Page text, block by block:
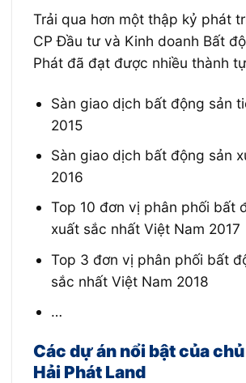
Trải qua hơn một thập kỷ phát
CP Đầu tư và Kinh doanh Bất
Phát đã đạt được nhiều thành
Sàn giao dịch bất động sản
2015
Sàn giao dịch bất động sản
2016
Top 10 đơn vị phân phối bất
xuất sắc nhất Việt Nam 2017
Top 3 đơn vị phân phối bất
sắc nhất Việt Nam 2018
…
Các dự án nổi bật của
Hải Phát Land